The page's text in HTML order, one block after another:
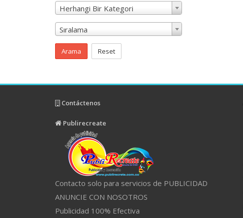
Herhangi Bir Kategori
Sıralama
Arama Reset
Contáctenos
Publirecreate
Contacto solo para servicios de PUBLICIDAD
ANUNCIE CON NOSOTROS
Publicidad 100% Efectiva